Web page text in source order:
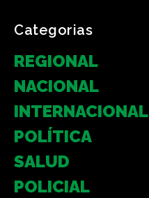
Categorias
REGIONAL
NACIONAL
INTERNACIONAL
POLÍTICA
SALUD
POLICIAL